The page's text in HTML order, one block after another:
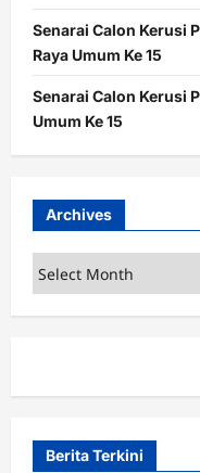
Senarai Calon Kerusi
Raya Umum Ke 15
Senarai Calon Kerusi
Umum Ke 15
Archives
Archives
Berita Terkini